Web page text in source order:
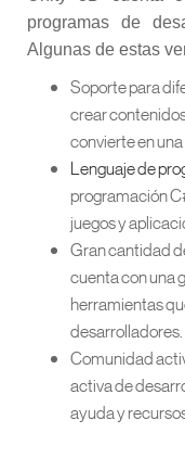
programas de
Algunas de estas
Soporte para
crear
convierte en
Lenguaje de
programación
juegos y
Gran cantidad
cuenta con una
herramientas
desarrolladores.
Comunidad
activa de
ayuda y